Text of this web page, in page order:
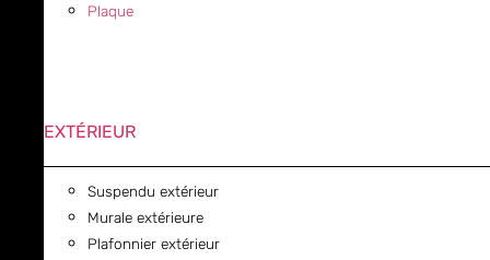
Plaque
EXTÉRIEUR
Suspendu extérieur
Murale extérieure
Plafonnier extérieur